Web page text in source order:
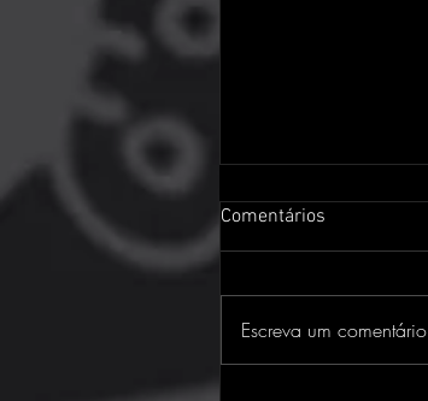
Comentários
Escreva um comentário